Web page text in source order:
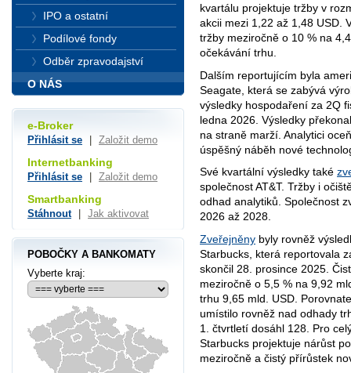
kvartálu projektuje tržby v
akcii mezi 1,22 až 1,48 USD.
tržby meziročně o 10 % na
očekávání trhu.
Dalším reportujícím byla
Seagate, která se zabývá
výsledky hospodaření za 2Q
ledna 2026. Výsledky
na straně marží. Analytici
úspěšný náběh nové
Své kvartální výsledky také
společnost AT&T. Tržby i
odhad analytiků. Společnost
2026 až 2028.
Zveřejněny byly rovněž
Starbucks, která reportovala
skončil 28. prosince 2025.
meziročně o 5,5 % na 9,92
trhu 9,65 mld. USD.
umístilo rovněž nad odhady
1. čtvrtletí dosáhl 128. Pro
Starbucks projektuje nárůst
meziročně a čistý přírůstek
IPO a ostatní
Podílové fondy
Odběr zpravodajství
O NÁS
e-Broker
Přihlásit se Založit demo
Internetbanking
Přihlásit se Založit demo
Smartbanking
Stáhnout Jak aktivovat
POBOČKY A BANKOMATY
Vyberte kraj: